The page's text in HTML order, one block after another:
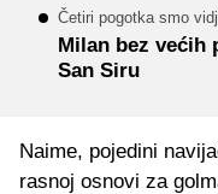
Četiri pogotka smo
Milan bez većih
San Siru
Naime, pojedini
rasnoj osnovi za